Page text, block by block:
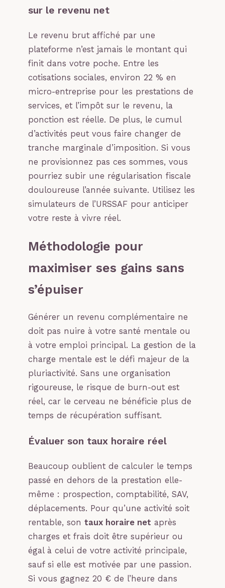
sur le revenu net
Le revenu brut affiché par une
plateforme n’est jamais le montant qui
finit dans votre poche. Entre les
cotisations sociales, environ 22 % en
micro-entreprise pour les prestations de
services, et l’impôt sur le revenu, la
ponction est réelle. De plus, le cumul
d’activités peut vous faire changer de
tranche marginale d’imposition. Si vous
ne provisionnez pas ces sommes, vous
pourriez subir une régularisation fiscale
douloureuse l’année suivante. Utilisez les
simulateurs de l’URSSAF pour anticiper
votre reste à vivre réel.
Méthodologie pour
maximiser ses gains sans
s’épuiser
Générer un revenu complémentaire ne
doit pas nuire à votre santé mentale ou
à votre emploi principal. La gestion de la
charge mentale est le défi majeur de la
pluriactivité. Sans une organisation
rigoureuse, le risque de burn-out est
réel, car le cerveau ne bénéficie plus de
temps de récupération suffisant.
Évaluer son taux horaire réel
Beaucoup oublient de calculer le temps
passé en dehors de la prestation elle-
même : prospection, comptabilité, SAV,
déplacements. Pour qu’une activité soit
rentable, son taux horaire net après
charges et frais doit être supérieur ou
égal à celui de votre activité principale,
sauf si elle est motivée par une passion.
Si vous gagnez 20 € de l’heure dans